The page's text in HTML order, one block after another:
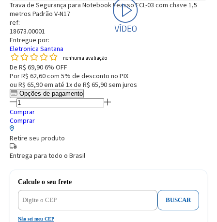
Trava de Segurança para Notebook Feasso FCL-03 com chave 1,5
metros Padrão V-N17
ref:
18673.00001
Entregue por:
Eletronica Santana
nenhuma avaliação
De R$ 69,906% OFF
PorR$ 62,60com 5% de desconto no PIX
ou R$ 65,90em até 1x de R$ 65,90sem juros
Opções de pagamento
Comprar
Comprar
Retire seu produto
Entrega para todo o Brasil
Calcule o seu frete
BUSCAR
Não sei meu CEP